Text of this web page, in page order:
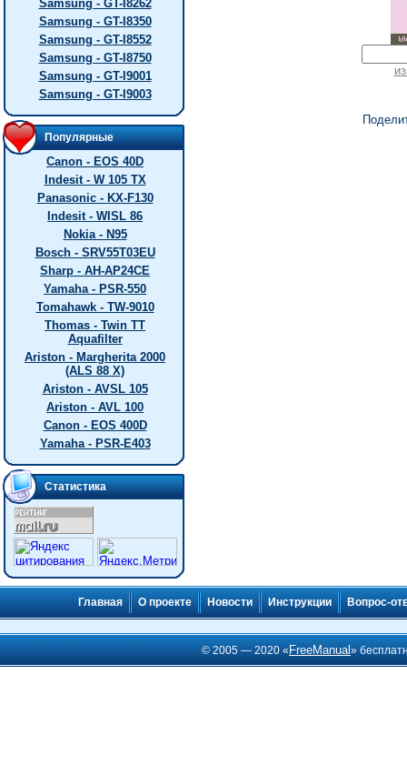
Samsung - GT-I8262
Samsung - GT-I8350
Samsung - GT-I8552
Samsung - GT-I8750
Samsung - GT-I9001
Samsung - GT-I9003
Популярные
Canon - EOS 40D
Indesit - W 105 TX
Panasonic - KX-F130
Indesit - WISL 86
Nokia - N95
Bosch - SRV55T03EU
Sharp - AH-AP24CE
Yamaha - PSR-550
Tomahawk - TW-9010
Thomas - Twin TT
Aquafilter
Ariston - Margherita 2000
(ALS 88 X)
Ariston - AVSL 105
Ariston - AVL 100
Canon - EOS 400D
Yamaha - PSR-E403
Статистика
Главная О проекте Новости Инструкции Вопрос-
© 2005 — 2020 « FreeManual»